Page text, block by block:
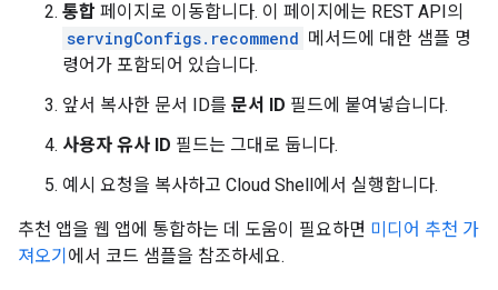
통합 페이지로 이동합니다. 이 페이지에는 REST API의
servingConfigs.recommend 메서드에 대한 샘플 명
령어가 포함되어 있습니다.
앞서 복사한 문서 ID를 문서 ID 필드에 붙여넣습니다.
사용자 유사 ID 필드는 그대로 둡니다.
예시 요청을 복사하고 Cloud Shell에서 실행합니다.
추천 앱을 웹 앱에 통합하는 데 도움이 필요하면 미디어 추천 가
져오기 에서 코드 샘플을 참조하세요.